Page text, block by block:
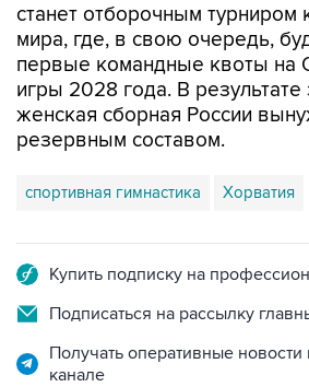
станет отборочным турниром
мира, где, в свою очередь,
первые командные квоты на
игры 2028 года. В
женская сборная России
резервным составом.
спортивная гимнастика Хорватия
Купить подписку на
Подписаться на рассылку
Получать оперативные
канале